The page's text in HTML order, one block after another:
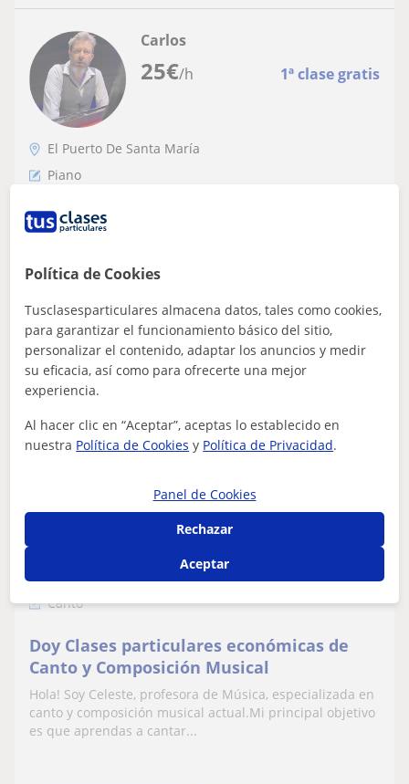
25€/h 1ª clase gratis
Carlos
El Puerto De Santa María
Piano
Profesor de música de flauta, flauta
travesera, melódica, piano, organo,
armonía, composición
Dedicado a la música como productor, compositor y
arreglista. He trabajado con cantantes españoles de
primera línea. Director de coro y dir...
ver más Contactar
27€/h
Madrid Capital, Getafe, Pinto...
Canto
Doy Clases particulares económicas de
Canto y Composición Musical
Hola! Soy Celeste, profesora de Música, especializada en
canto y composición musical actual.Mi principal objetivo
es que aprendas a cantar...
Política de Cookies
Tusclasesparticulares almacena datos, tales como cookies,
para garantizar el funcionamiento básico del sitio,
personalizar el contenido, adaptar los anuncios y medir
su eficacia, así como para ofrecerte una mejor
experiencia.
Al hacer clic en “Aceptar”, aceptas lo establecido en
nuestra Política de Cookies y Política de Privacidad.
Panel de Cookies
Rechazar
Aceptar